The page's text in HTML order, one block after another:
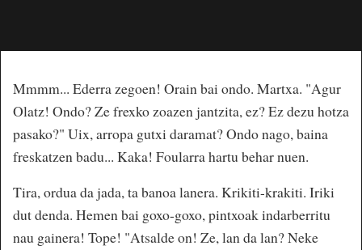
Mmmm... Ederra zegoen! Orain bai ondo. Martxa. "Agur
Olatz! Ondo? Ze frexko zoazen jantzita, ez? Ez dezu hotza
pasako?" Uix, arropa gutxi daramat? Ondo nago, baina
freskatzen badu... Kaka! Foularra hartu behar nuen.
Tira, ordua da jada, ta banoa lanera. Krikiti-krakiti. Iriki
dut denda. Hemen bai goxo-goxo, pintxoak indarberritu
nau gainera! Tope! "Atsalde on! Ze, lan da lan? Neke